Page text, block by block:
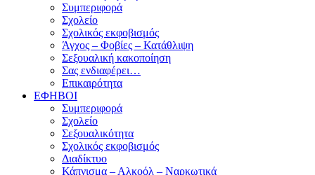
Συμπεριφορά
Σχολείο
Σχολικός εκφοβισμός
Άγχος – Φοβίες – Κατάθλιψη
Σεξουαλική κακοποίηση
Σας ενδιαφέρει…
Επικαιρότητα
ΕΦΗΒΟΙ
Συμπεριφορά
Σχολείο
Σεξουαλικότητα
Σχολικός εκφοβισμός
Διαδίκτυο
Κάπνισμα – Αλκοόλ – Ναρκωτικά